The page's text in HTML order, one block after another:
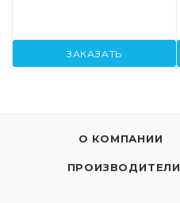
ЗАКАЗАТЬ
О КОМПАНИИ
ПРОИЗВОДИТЕЛИ